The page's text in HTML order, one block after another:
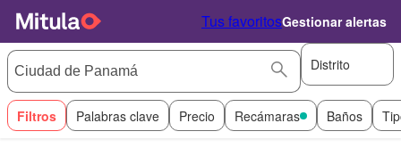
Tus favoritosGestionar alertas
Distrito
Filtros Palabras clave Precio Recámaras Baños